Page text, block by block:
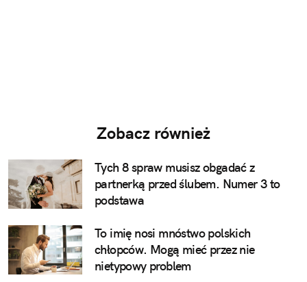
Zobacz również
Tych 8 spraw musisz obgadać z
partnerką przed ślubem. Numer 3 to
podstawa
To imię nosi mnóstwo polskich
chłopców. Mogą mieć przez nie
nietypowy problem